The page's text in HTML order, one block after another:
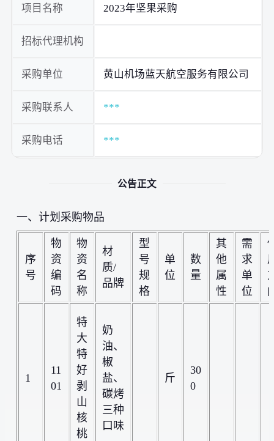
项目名称 2023年坚果采购
招标代理机构
采购单位 黄山机场蓝天航空服务有限公司
采购联系人 ***
采购电话 ***
公告正文
一、计划采购物品
序
号
物
资
编
码
物
资
名
称
材
质/
品牌
型
号
规
格
单
位
数
量
其
他
属
性
需
求
单
位
1
11
01
特
大
特
好
剥
山
核
桃
奶
油、
椒
盐、
碳烤
三种
口味
斤
30
0